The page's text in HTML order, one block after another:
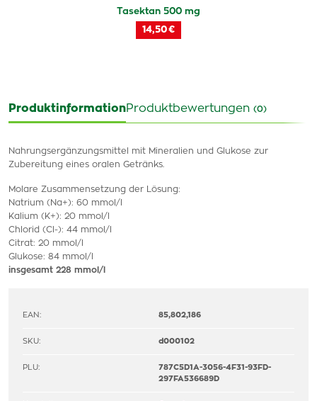
Tasektan 500 mg
14,50 €
ProduktinformationProduktbewertungen (0)
Nahrungsergänzungsmittel mit Mineralien und Glukose zur
Zubereitung eines oralen Getränks.
Molare Zusammensetzung der Lösung:
Natrium (Na+): 60 mmol/l
Kalium (K+): 20 mmol/l
Chlorid (Cl-): 44 mmol/l
Citrat: 20 mmol/l
Glukose: 84 mmol/l
insgesamt 228 mmol/l
EAN: 85,802,186
SKU: d000102
PLU:
787C5D1A-3056-4F31-93FD-
297FA536689D